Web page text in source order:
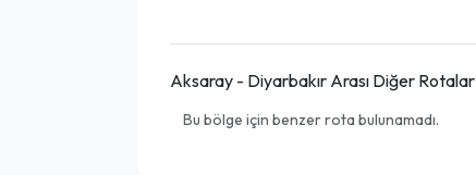
Aksaray - Diyarbakır Arası Diğer Rotalar
Bu bölge için benzer rota bulunamadı.